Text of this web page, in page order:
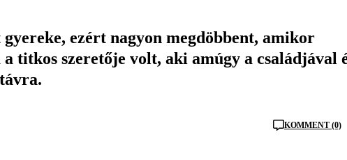
ezért nagyon megdöbbent, amikor
titkos szeretője volt, aki amúgy a családjával
KOMMENT (0)